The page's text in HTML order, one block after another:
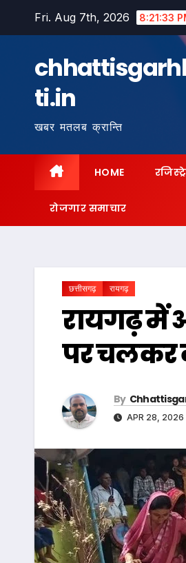
Fri. Aug 7th, 2026 8:21:35
ti.in
खबर मतलब क्रान्ति
HOME
रोजगार समाचार
छत्तीसगढ़ रायगढ़
रायगढ़ में
पर चलकर
By
APR 28, 2026